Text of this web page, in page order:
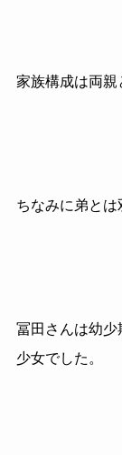
家族構成は両親
ちなみに弟とは
冨田さんは幼少
少女でした。